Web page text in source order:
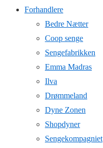
Forhandlere
Bedre Nætter
Coop senge
Sengefabrikken
Emma Madras
Ilva
Drømmeland
Dyne Zonen
Shopdyner
Sengekompagniet